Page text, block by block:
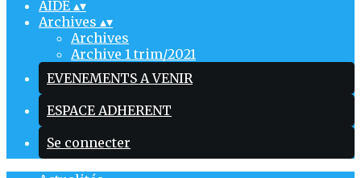
AIDE ▴▾
Archives ▴▾
Archives
Archive 1 trim/2021
EVENEMENTS A VENIR
ESPACE ADHERENT
Se connecter